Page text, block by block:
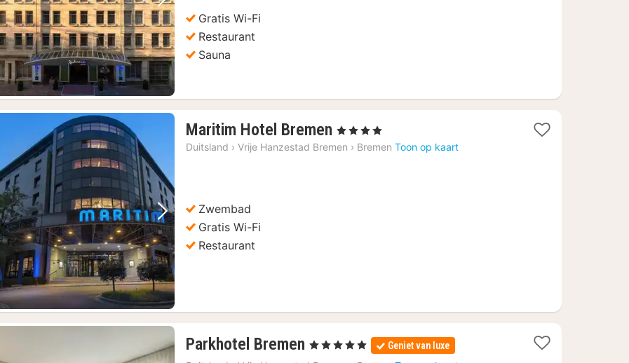
Vorige foto Volgende foto
Gratis Wi-Fi
Restaurant
Sauna
Vorige foto Volgende foto
Maritim Hotel Bremen 1
nacht
, 4 Sterren
Duitsland › Vrije Hanzestad Bremen › Bremen Toon op kaart
Zwembad
Gratis Wi-Fi
Restaurant
Parkhotel Bremen 1
nacht
, 5 Sterren Geniet van luxe